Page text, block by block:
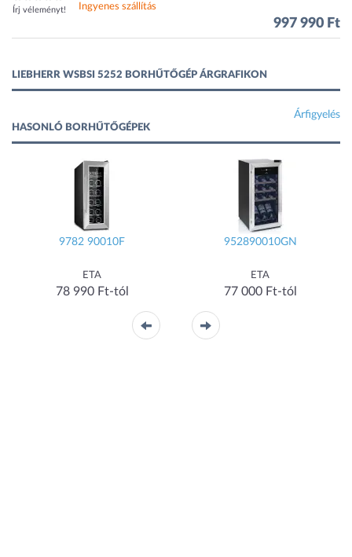
Írj véleményt! Ingyenes szállítás
997 990 Ft
LIEBHERR WSBSI 5252 BORHŰTŐGÉP ÁRGRAFIKON
Árfigyelés
HASONLÓ BORHŰTŐGÉPEK
9782 90010F
ETA
78 990 Ft-tól
952890010GN
ETA
77 000 Ft-tól